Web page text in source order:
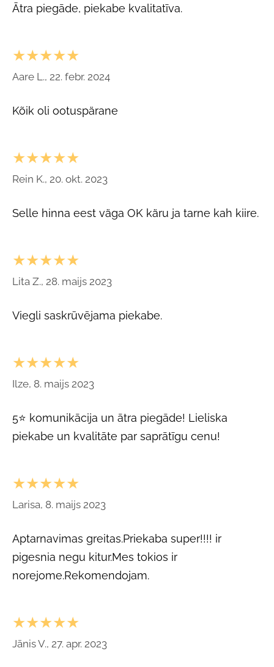
Ātra piegāde, piekabe kvalitatīva.
★★★★★
Aare L., 22. febr. 2024
Kõik oli ootuspärane
★★★★★
Rein K., 20. okt. 2023
Selle hinna eest väga OK käru ja tarne kah kiire.
★★★★★
Lita Z., 28. maijs 2023
Viegli saskrūvējama piekabe.
★★★★★
Ilze, 8. maijs 2023
5⭐ komunikācija un ātra piegāde! Lieliska
piekabe un kvalitāte par saprātīgu cenu!
★★★★★
Larisa, 8. maijs 2023
Aptarnavimas greitas.Priekaba super!!!! ir
pigesnia negu kitur.Mes tokios ir
norejome.Rekomendojam.
★★★★★
Jānis V., 27. apr. 2023